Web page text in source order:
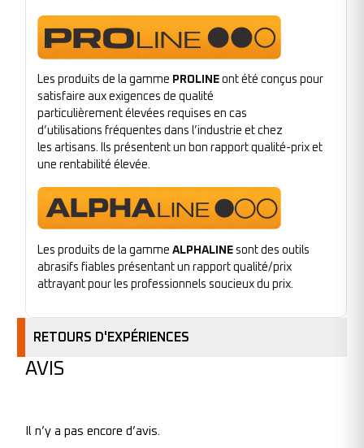
Les produits de la gamme PROLINE ont été conçus pour
satisfaire aux exigences de qualité
particulièrement élevées requises en cas
d’utilisations fréquentes dans l’industrie et chez
les artisans. Ils présentent un bon rapport qualité-prix et
une rentabilité élevée.
Les produits de la gamme ALPHALINE sont des outils
abrasifs fiables présentant un rapport qualité/prix
attrayant pour les professionnels soucieux du prix.
RETOURS D'EXPÉRIENCES
AVIS
Il n’y a pas encore d’avis.